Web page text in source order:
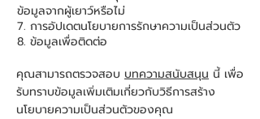
ข้อมูลจากผู้เยาว์หรือไม่
การอัปเดตนโยบายการรักษาความเป็นส่วนตัว
ข้อมูลเพื่อติดต่อ
คุณสามารถตรวจสอบ บทความสนับสนุน นี้ เพื่อ
รับทราบข้อมูลเพิ่มเติมเกี่ยวกับวิธีการสร้าง
นโยบายความเป็นส่วนตัวของคุณ